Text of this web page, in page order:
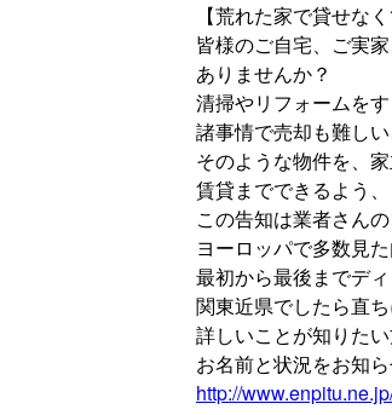
【荒れた家で貸せな
皆様のご自宅、ご実
ありませんか？
清掃やリフォームを
諸事情で売却も難しい
そのような物件を、
賃貸までできるよう、
この告知は業者さん
ヨーロッパで多数見
最初から最後までデ
関東近県でしたら直ち
詳しいことが知りた
お名前と状況をお知
http://